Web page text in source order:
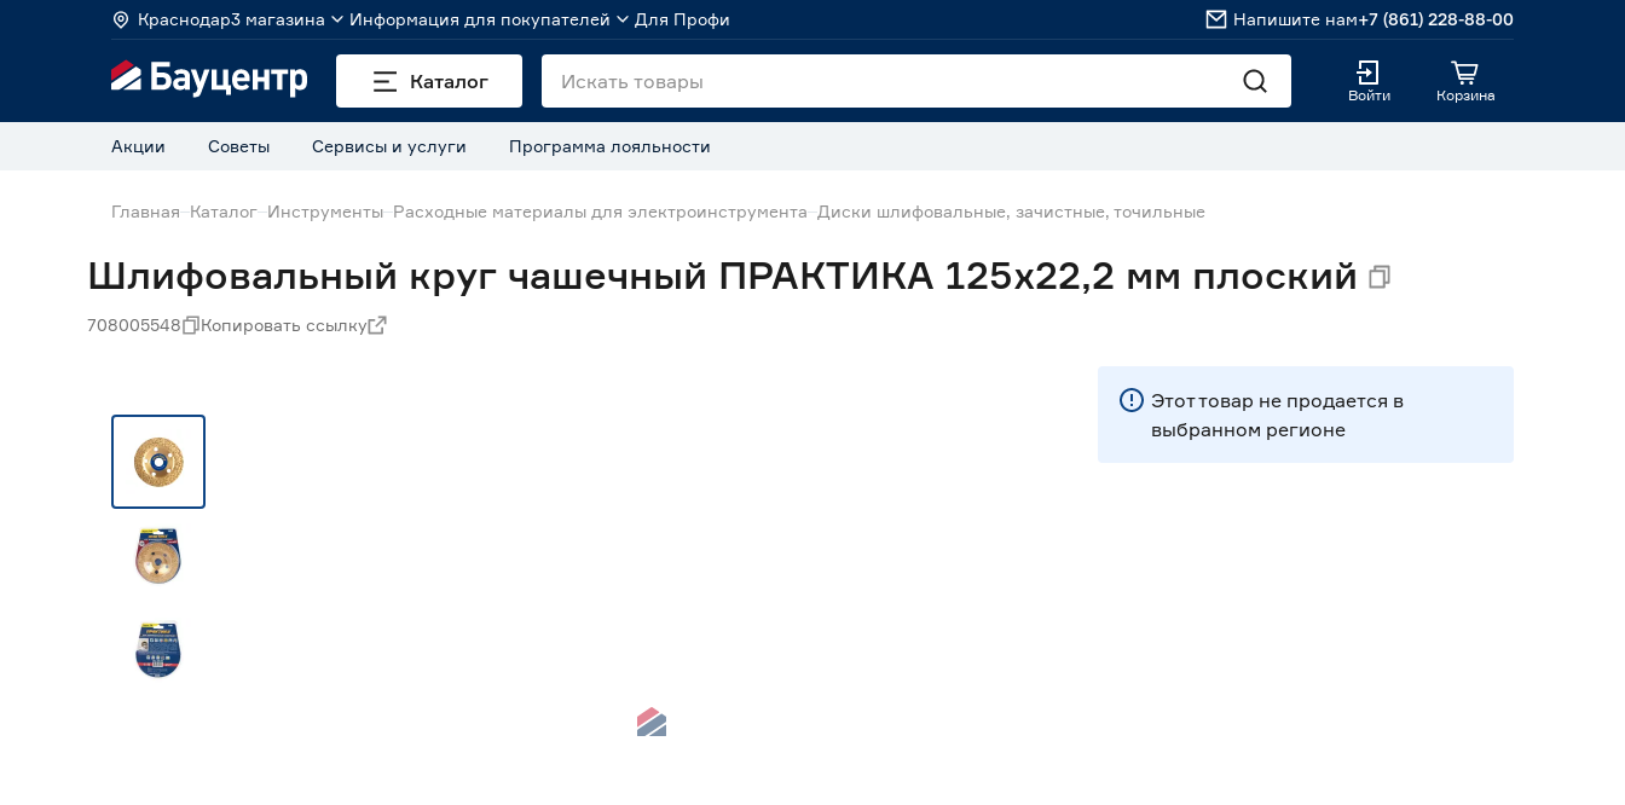
Краснодар3 магазина Информация для покупателей Для Профи Напишите нам+7 (861) 228-88-00
Каталог
Войти Корзина
Акции Советы Сервисы и услуги Программа лояльности
Главная Каталог Инструменты Расходные материалы для электроинструмента Диски шлифовальные, зачистные, точильные
Шлифовальный круг чашечный ПРАКТИКА 125х22,2 мм плоский
708005548 Копировать ссылку
Этот товар не продается в
выбранном регионе